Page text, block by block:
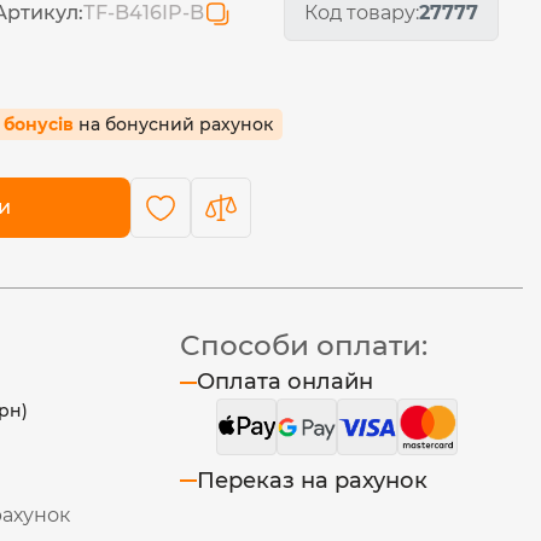
ТF-B416IP-B Код товару:27777
бонусів на бонусний рахунок
Способи оплати:
Оплата онлайн
Переказ на рахунок